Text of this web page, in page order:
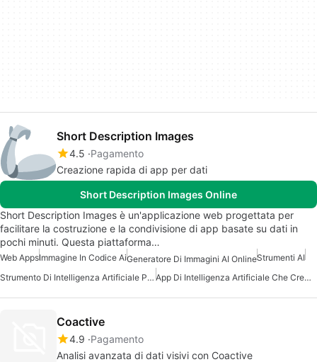
Short Description Images
4.5 Pagamento
Creazione rapida di app per dati
Short Description Images Online
Short Description Images è un'applicazione web progettata per
facilitare la costruzione e la condivisione di app basate su dati in
pochi minuti. Questa piattaforma…
Web AppsImmagine In Codice AiGeneratore Di Immagini AI OnlineStrumenti AI
Strumento Di Intelligenza Artificiale Per La Visualizzazione Dei Dati
App Di Intelligenza Artificiale Che Crea Immagini
Coactive
4.9 Pagamento
Analisi avanzata di dati visivi con Coactive